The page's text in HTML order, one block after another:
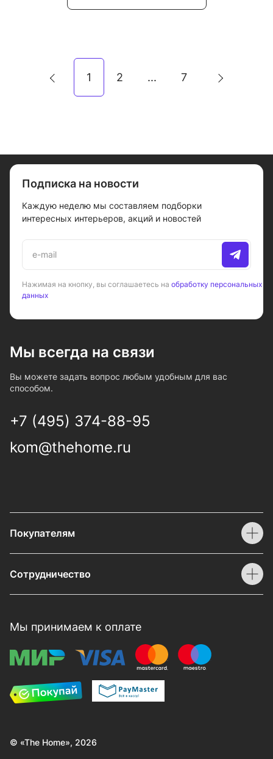
1 2 ... 7
Подписка на новости
Каждую неделю мы составляем подборки
интересных интерьеров, акций и новостей
Нажимая на кнопку, вы соглашаетесь на обработку персональных
данных
Мы всегда на связи
Вы можете задать вопрос любым удобным для вас
способом.
+7 (495) 374-88-95
kom@thehome.ru
Покупателям
Сотрудничество
Мы принимаем к оплате
© «The Home», 2026